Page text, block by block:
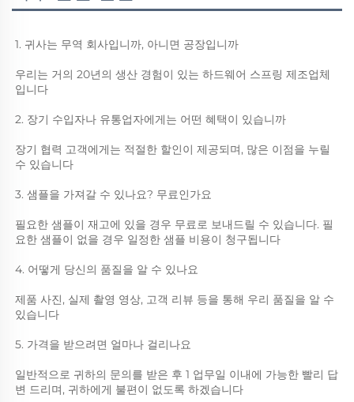
1. 귀사는 무역 회사입니까, 아니면 공장입니까
우리는 거의 20년의 생산 경험이 있는 하드웨어 스프링 제조업체
입니다
2. 장기 수입자나 유통업자에게는 어떤 혜택이 있습니까
장기 협력 고객에게는 적절한 할인이 제공되며, 많은 이점을 누릴
수 있습니다
3. 샘플을 가져갈 수 있나요? 무료인가요
필요한 샘플이 재고에 있을 경우 무료로 보내드릴 수 있습니다. 필
요한 샘플이 없을 경우 일정한 샘플 비용이 청구됩니다
4. 어떻게 당신의 품질을 알 수 있나요
제품 사진, 실제 촬영 영상, 고객 리뷰 등을 통해 우리 품질을 알 수
있습니다
5. 가격을 받으려면 얼마나 걸리나요
일반적으로 귀하의 문의를 받은 후 1 업무일 이내에 가능한 빨리 답
변 드리며, 귀하에게 불편이 없도록 하겠습니다